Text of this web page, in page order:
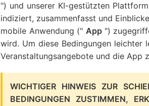
") und unserer KI-gestützten
indiziert, zusammenfasst und
mobile Anwendung (" App ")
wird. Um diese Bedingungen leichter
Veranstaltungsangebote und die App
WICHTIGER HINWEIS ZUR
BEDINGUNGEN ZUSTIMMEN,